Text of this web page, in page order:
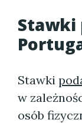
Stawki
Stawki
w
osób